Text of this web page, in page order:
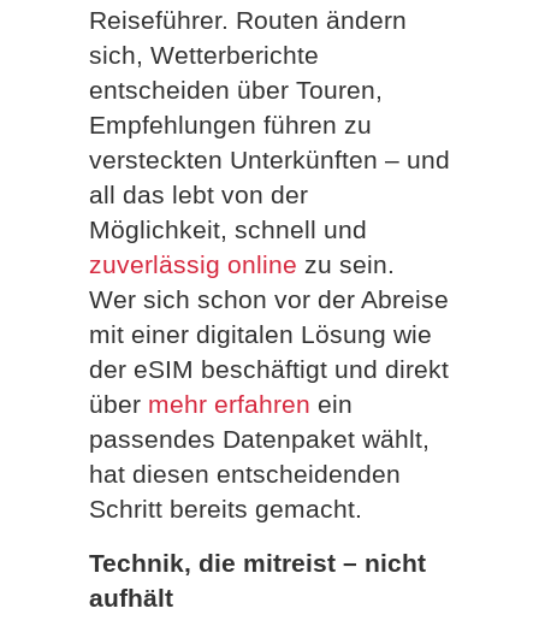
Reiseführer. Routen ändern
sich, Wetterberichte
entscheiden über Touren,
Empfehlungen führen zu
versteckten Unterkünften – und
all das lebt von der
Möglichkeit, schnell und
zuverlässig online zu sein.
Wer sich schon vor der Abreise
mit einer digitalen Lösung wie
der eSIM beschäftigt und direkt
über mehr erfahren ein
passendes Datenpaket wählt,
hat diesen entscheidenden
Schritt bereits gemacht.
Technik, die mitreist – nicht
aufhält